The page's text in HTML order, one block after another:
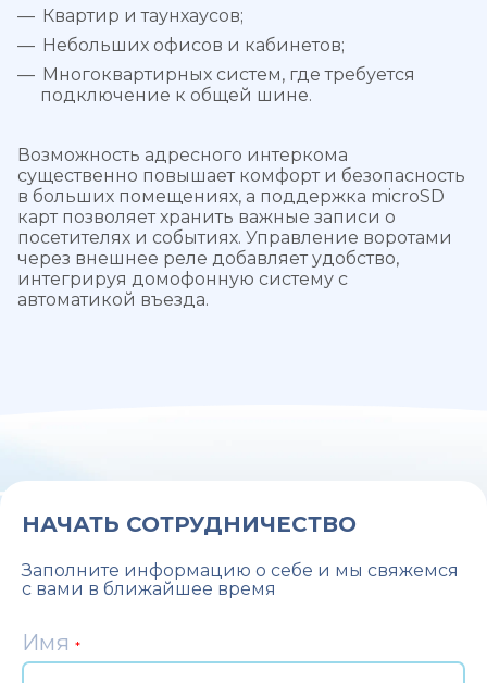
Квартир и таунхаусов;
Небольших офисов и кабинетов;
Многоквартирных систем, где требуется
подключение к общей шине.
Возможность адресного интеркома
существенно повышает комфорт и безопасность
в больших помещениях, а поддержка microSD
карт позволяет хранить важные записи о
посетителях и событиях. Управление воротами
через внешнее реле добавляет удобство,
интегрируя домофонную систему с
автоматикой въезда.
НАЧАТЬ СОТРУДНИЧЕСТВО
Заполните информацию о себе и мы свяжемся
с вами в ближайшее время
Имя *